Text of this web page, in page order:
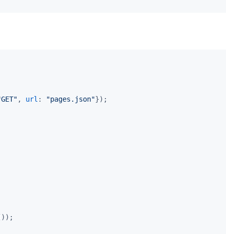
, url : "pages.json"});